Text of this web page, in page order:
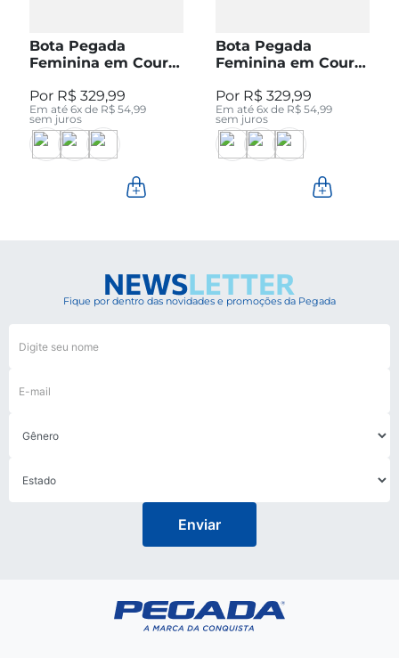
Bota Pegada
Feminina em Couro
280512-04
R$ 329,99
Em até 6x de R$ 54,99
sem juros
Bota Pegada
Feminina em Couro
280512-05
R$ 329,99
Em até 6x de R$ 54,99
sem juros
Fique por dentro das novidades e promoções da Pegada
Enviar